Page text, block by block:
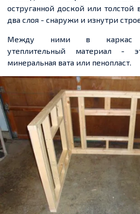
оструганной доской или толстой
два слоя - снаружи и изнутри
Между ними в каркас
утеплительный материал -
минеральная вата или пенопласт.